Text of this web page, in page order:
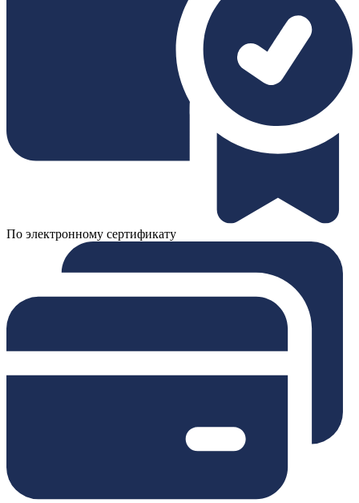
По электронному сертификату